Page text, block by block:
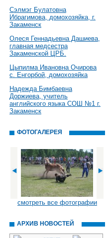
Сэлмэг Булатовна
Ибрагимова, домохозяйка, г.
Закаменск
Олеся Геннадьевна Дашиева,
главная медсестра
Закаменской ЦРБ.
Цыпилма Ивановна Очирова
с. Енгорбой, домохозяйка
Надежда Бимбаевна
Доржиева, учитель
английского языка СОШ №1 г.
Закаменск
ФОТОГАЛЕРЕЯ
смотреть все фотографии
АРХИВ НОВОСТЕЙ